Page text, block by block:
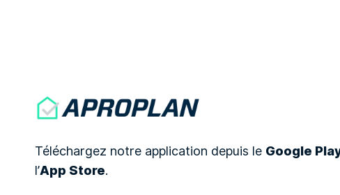
Téléchargez notre application depuis le Google
l’App Store.